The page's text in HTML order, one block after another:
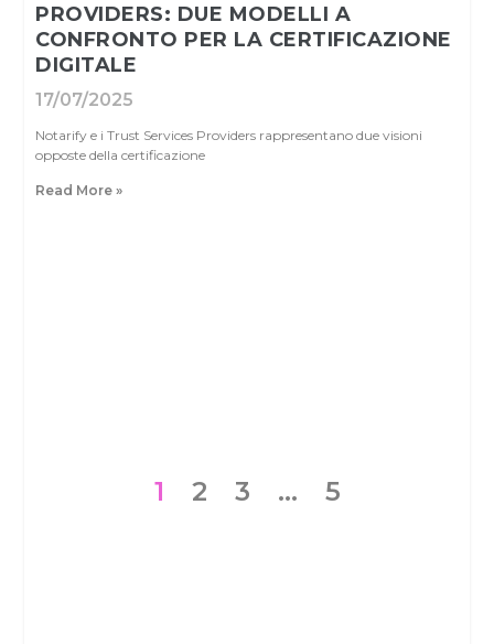
PROVIDERS: DUE MODELLI A
CONFRONTO PER LA CERTIFICAZIONE
DIGITALE
17/07/2025
Notarify e i Trust Services Providers rappresentano due visioni
opposte della certificazione
Read More »
1 2 3 … 5